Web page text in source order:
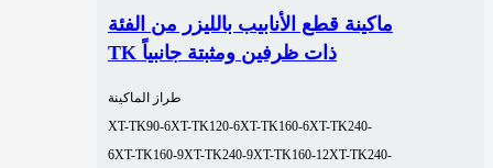
ماكينة قطع الأنابيب بالليزر من الفئة
TK ذات ظرفين ومثبتة جانبياً
طراز الماكينة
XT-TK90-6XT-TK120-6XT-TK160-6XT-TK240-
6XT-TK160-9XT-TK240-9XT-TK160-12XT-TK240-